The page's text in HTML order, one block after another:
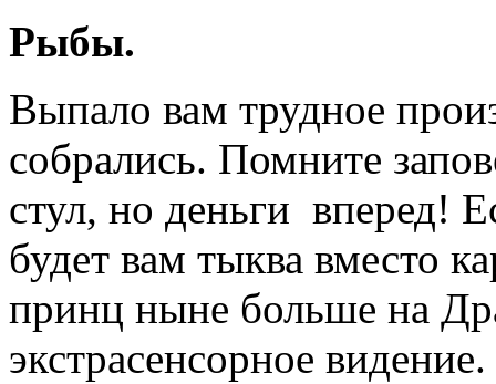
Рыбы.
Выпало вам трудное
собрались. Помните
стул, но деньги вперед!
будет вам тыква вместо
принц ныне больше на
экстрасенсорное